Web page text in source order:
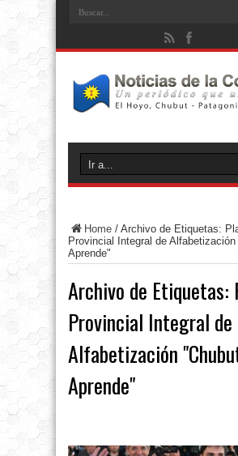
Home / Archivo de Etiquetas:
Provincial Integral de
Aprende"
Archivo de Etiquetas:
Provincial Integral de
Alfabetización
Aprende"